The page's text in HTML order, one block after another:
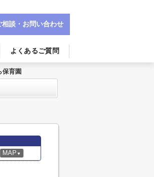
よくあるご質問
相談・お問い合わせ
保育園
MAP ▼